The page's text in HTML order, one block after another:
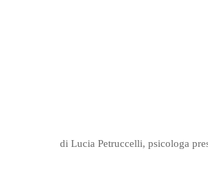
di Lucia Petruccelli, psicologa